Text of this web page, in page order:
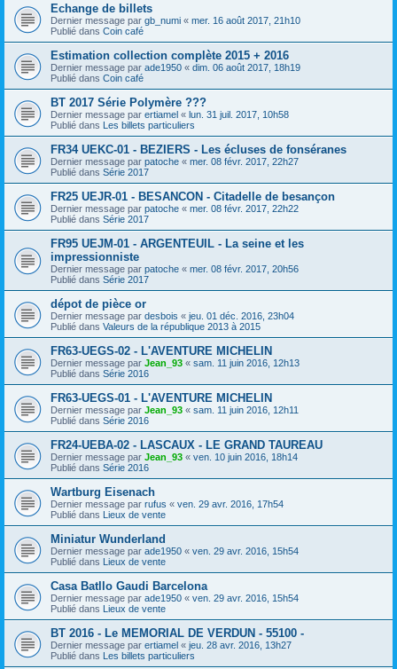
Echange de billets
Dernier message par gb_numi « mer. 16 août 2017, 21h10
Publié dans Coin café
Estimation collection complète 2015 + 2016
Dernier message par ade1950 « dim. 06 août 2017, 18h19
Publié dans Coin café
BT 2017 Série Polymère ???
Dernier message par ertiamel « lun. 31 juil. 2017, 10h58
Publié dans Les billets particuliers
FR34 UEKC-01 - BEZIERS - Les écluses de fonséranes
Dernier message par patoche « mer. 08 févr. 2017, 22h27
Publié dans Série 2017
FR25 UEJR-01 - BESANCON - Citadelle de besançon
Dernier message par patoche « mer. 08 févr. 2017, 22h22
Publié dans Série 2017
FR95 UEJM-01 - ARGENTEUIL - La seine et les
impressionniste
Dernier message par patoche « mer. 08 févr. 2017, 20h56
Publié dans Série 2017
dépot de pièce or
Dernier message par desbois « jeu. 01 déc. 2016, 23h04
Publié dans Valeurs de la république 2013 à 2015
FR63-UEGS-02 - L'AVENTURE MICHELIN
Dernier message par Jean_93 « sam. 11 juin 2016, 12h13
Publié dans Série 2016
FR63-UEGS-01 - L'AVENTURE MICHELIN
Dernier message par Jean_93 « sam. 11 juin 2016, 12h11
Publié dans Série 2016
FR24-UEBA-02 - LASCAUX - LE GRAND TAUREAU
Dernier message par Jean_93 « ven. 10 juin 2016, 18h14
Publié dans Série 2016
Wartburg Eisenach
Dernier message par rufus « ven. 29 avr. 2016, 17h54
Publié dans Lieux de vente
Miniatur Wunderland
Dernier message par ade1950 « ven. 29 avr. 2016, 15h54
Publié dans Lieux de vente
Casa Batllo Gaudi Barcelona
Dernier message par ade1950 « ven. 29 avr. 2016, 15h54
Publié dans Lieux de vente
BT 2016 - Le MEMORIAL DE VERDUN - 55100 -
Dernier message par ertiamel « jeu. 28 avr. 2016, 13h27
Publié dans Les billets particuliers